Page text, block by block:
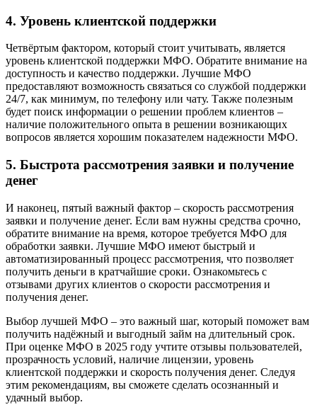
4. Уровень клиентской поддержки
Четвёртым фактором, который стоит учитывать, является
уровень клиентской поддержки МФО. Обратите внимание на
доступность и качество поддержки. Лучшие МФО
предоставляют возможность связаться со службой поддержки
24/7, как минимум, по телефону или чату. Также полезным
будет поиск информации о решении проблем клиентов –
наличие положительного опыта в решении возникающих
вопросов является хорошим показателем надежности МФО.
5. Быстрота рассмотрения заявки и получение
денег
И наконец, пятый важный фактор – скорость рассмотрения
заявки и получение денег. Если вам нужны средства срочно,
обратите внимание на время, которое требуется МФО для
обработки заявки. Лучшие МФО имеют быстрый и
автоматизированный процесс рассмотрения, что позволяет
получить деньги в кратчайшие сроки. Ознакомьтесь с
отзывами других клиентов о скорости рассмотрения и
получения денег.
Выбор лучшей МФО – это важный шаг, который поможет вам
получить надёжный и выгодный займ на длительный срок.
При оценке МФО в 2025 году учтите отзывы пользователей,
прозрачность условий, наличие лицензии, уровень
клиентской поддержки и скорость получения денег. Следуя
этим рекомендациям, вы сможете сделать осознанный и
удачный выбор.